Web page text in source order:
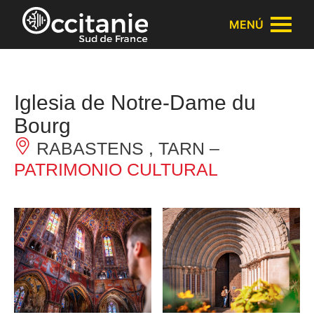
Panel de gestión de cookies
MENÚ
Iglesia de Notre-Dame du
Bourg
RABASTENS , TARN –
PATRIMONIO CULTURAL